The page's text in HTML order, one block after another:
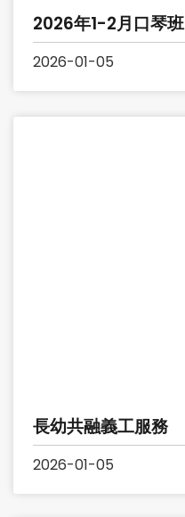
2026年1-2月口琴班
2026-01-05
長幼共融義工服務
2026-01-05